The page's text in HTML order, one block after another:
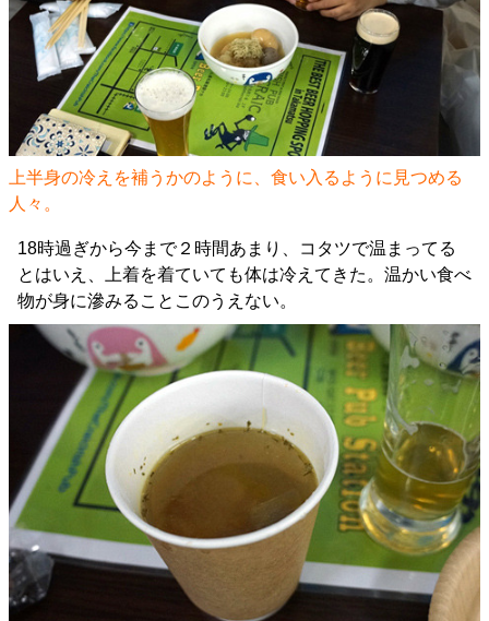
上半身の冷えを補うかのように、食い入るように見つめる
人々。
18時過ぎから今まで２時間あまり、コタツで温まってる
とはいえ、上着を着ていても体は冷えてきた。温かい食べ
物が身に滲みることこのうえない。